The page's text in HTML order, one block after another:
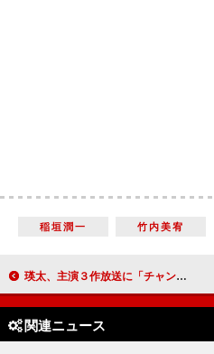
稲垣潤一 竹内美宥
瑛太、主演３作放送に「チャンス」 ＮＨＫドラマ初主演で医師役
関連ニュース